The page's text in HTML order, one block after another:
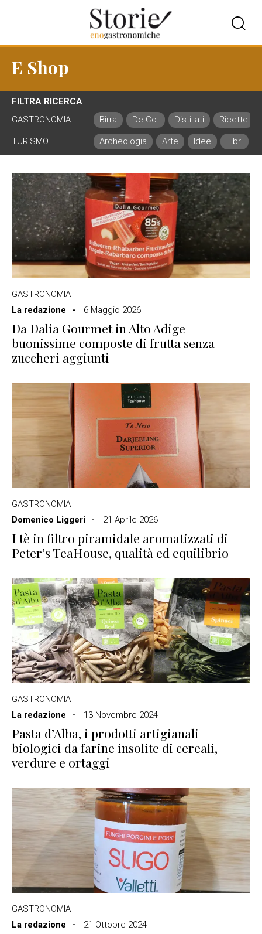
E Shop
FILTRA RICERCA
GASTRONOMIA
Birra De.Co. Distillati Ricette
TURISMO Archeologia Arte Idee Libri
GASTRONOMIA
La redazione
6 Maggio 2026
Da Dalia Gourmet in Alto Adige
buonissime composte di frutta senza
zuccheri aggiunti
GASTRONOMIA
Domenico Liggeri
21 Aprile 2026
I tè in filtro piramidale aromatizzati di
Peter’s TeaHouse, qualità ed equilibrio
GASTRONOMIA
La redazione
13 Novembre 2024
Pasta d’Alba, i prodotti artigianali
biologici da farine insolite di cereali,
verdure e ortaggi
GASTRONOMIA
La redazione
21 Ottobre 2024